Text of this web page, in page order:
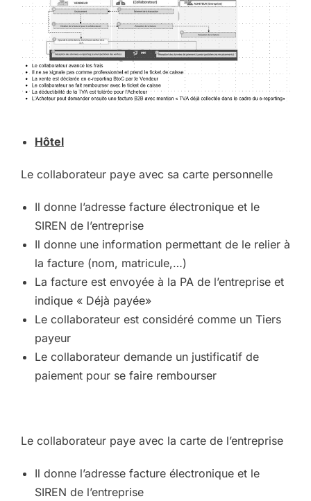
Hôtel
Le collaborateur paye avec sa carte personnelle
Il donne l’adresse facture électronique et le
SIREN de l’entreprise
Il donne une information permettant de le relier à
la facture (nom, matricule,…)
La facture est envoyée à la PA de l’entreprise et
indique « Déjà payée»
Le collaborateur est considéré comme un Tiers
payeur
Le collaborateur demande un justificatif de
paiement pour se faire rembourser
Le collaborateur paye avec la carte de l’entreprise
Il donne l’adresse facture électronique et le
SIREN de l’entreprise